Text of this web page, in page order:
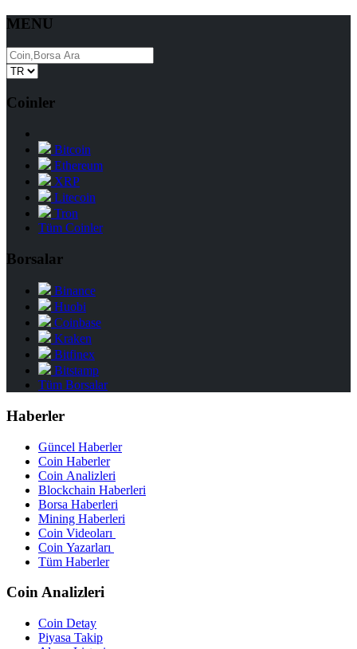
MENU
Coinler
Bitcoin
Ethereum
XRP
Litecoin
Tron
Tüm Coinler
Borsalar
Binance
Huobi
Coinbase
Kraken
Bitfinex
Bitstamp
Tüm Borsalar
Haberler
Güncel Haberler
Coin Haberler
Coin Analizleri
Blockchain Haberleri
Borsa Haberleri
Mining Haberleri
Coin Videoları
Coin Yazarları
Tüm Haberler
Coin Analizleri
Coin Detay
Piyasa Takip